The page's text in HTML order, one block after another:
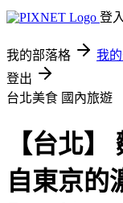
登入
我的部落格 我
登出
台北美食 國內旅遊
【台北
自東京的